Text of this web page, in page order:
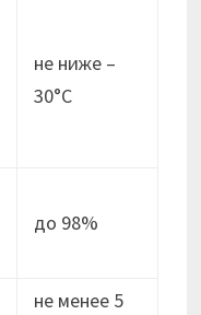
не ниже –
30°C
до 98%
не менее 5